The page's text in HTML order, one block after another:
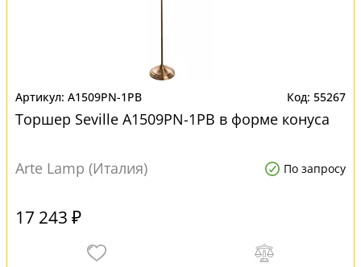
A1509PN-1PB 55267
Торшер Seville A1509PN-1PB в форме конуса
Arte Lamp (Италия) По запросу
17 243 ₽